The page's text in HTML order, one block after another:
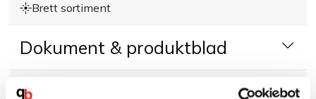
Kundtjänst
Kontakt
Brett sortiment
Dokument & produktblad
Tillbehör & kompatibla produkter